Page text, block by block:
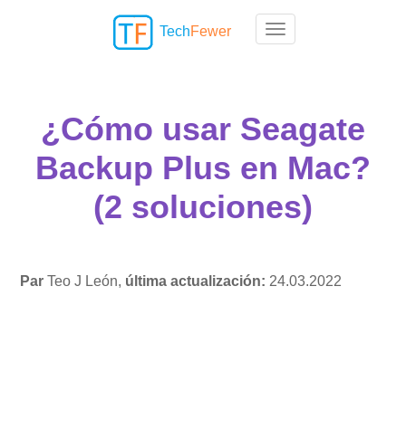
Toggle navigation
TechFewer
¿Cómo usar Seagate
Backup Plus en Mac?
(2 soluciones)
Par Teo J León, última actualización: 24.03.2022